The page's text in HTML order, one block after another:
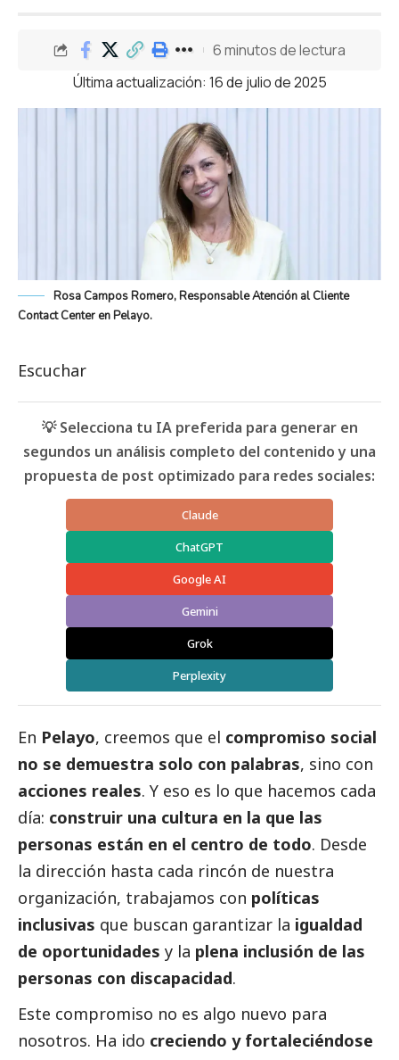
Última actualización: 16 de julio de 2025
6 minutos de lectura
Rosa Campos Romero, Responsable Atención al Cliente
Contact Center en Pelayo.
Escuchar
💡 Selecciona tu IA preferida para generar en
segundos un análisis completo del contenido y una
propuesta de post optimizado para redes sociales:
Claude
ChatGPT
Google AI
Gemini
Grok
Perplexity
En Pelayo, creemos que el compromiso social
no se demuestra solo con palabras, sino con
acciones reales. Y eso es lo que hacemos cada
día: construir una cultura en la que las
personas están en el centro de todo. Desde
la dirección hasta cada rincón de nuestra
organización, trabajamos con políticas
inclusivas que buscan garantizar la igualdad
de oportunidades y la plena inclusión de las
personas con discapacidad.
Este compromiso no es algo nuevo para
nosotros. Ha ido creciendo y fortaleciéndose